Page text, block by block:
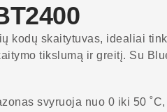
kodų skaitytuvas, idealiai
tikslumą ir greitį. Su
svyruoja nuo 0 iki 50